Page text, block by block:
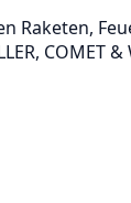
Raketen,
COMET